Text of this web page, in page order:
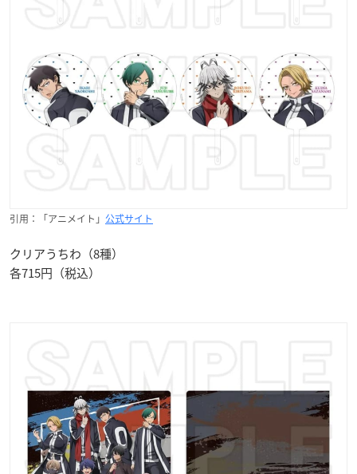
引用：「アニメイト」 公式サイト
クリアうちわ（8種）
各715円（税込）